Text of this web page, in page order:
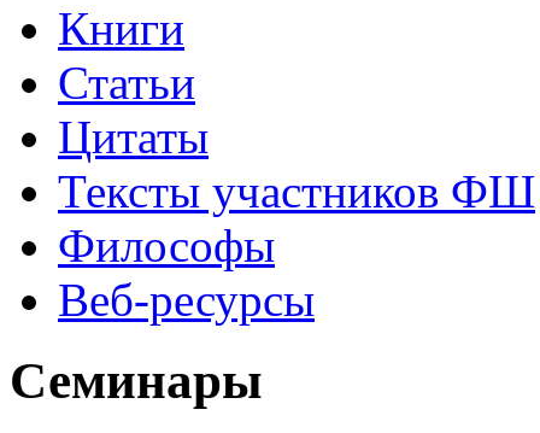
Книги
Статьи
Цитаты
Тексты участников ФШ
Философы
Веб-ресурсы
Семинары